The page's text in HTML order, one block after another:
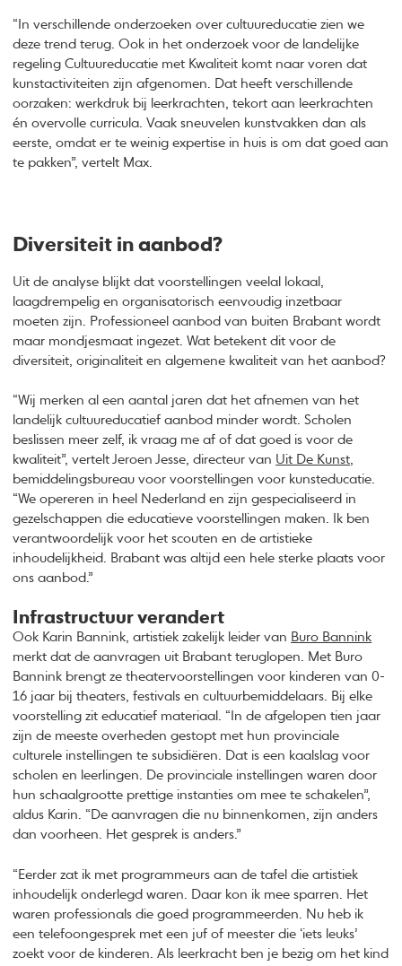
“In verschillende onderzoeken over cultuureducatie zien we
deze trend terug. Ook in het onderzoek voor de landelijke
regeling Cultuureducatie met Kwaliteit komt naar voren dat
kunstactiviteiten zijn afgenomen. Dat heeft verschillende
oorzaken: werkdruk bij leerkrachten, tekort aan leerkrachten
én overvolle curricula. Vaak sneuvelen kunstvakken dan als
eerste, omdat er te weinig expertise in huis is om dat goed aan
te pakken”, vertelt Max.
Diversiteit in aanbod?
Uit de analyse blijkt dat voorstellingen veelal lokaal,
laagdrempelig en organisatorisch eenvoudig inzetbaar
moeten zijn. Professioneel aanbod van buiten Brabant wordt
maar mondjesmaat ingezet. Wat betekent dit voor de
diversiteit, originaliteit en algemene kwaliteit van het aanbod?
“Wij merken al een aantal jaren dat het afnemen van het
landelijk cultuureducatief aanbod minder wordt. Scholen
beslissen meer zelf, ik vraag me af of dat goed is voor de
kwaliteit”, vertelt Jeroen Jesse, directeur van Uit De Kunst,
bemiddelingsbureau voor voorstellingen voor kunsteducatie.
“We opereren in heel Nederland en zijn gespecialiseerd in
gezelschappen die educatieve voorstellingen maken. Ik ben
verantwoordelijk voor het scouten en de artistieke
inhoudelijkheid. Brabant was altijd een hele sterke plaats voor
ons aanbod.”
Infrastructuur verandert
Ook Karin Bannink, artistiek zakelijk leider van Buro Bannink
merkt dat de aanvragen uit Brabant teruglopen. Met Buro
Bannink brengt ze theatervoorstellingen voor kinderen van 0-
16 jaar bij theaters, festivals en cultuurbemiddelaars. Bij elke
voorstelling zit educatief materiaal. “In de afgelopen tien jaar
zijn de meeste overheden gestopt met hun provinciale
culturele instellingen te subsidiëren. Dat is een kaalslag voor
scholen en leerlingen. De provinciale instellingen waren door
hun schaalgrootte prettige instanties om mee te schakelen”,
aldus Karin. “De aanvragen die nu binnenkomen, zijn anders
dan voorheen. Het gesprek is anders.”
“Eerder zat ik met programmeurs aan de tafel die artistiek
inhoudelijk onderlegd waren. Daar kon ik mee sparren. Het
waren professionals die goed programmeerden. Nu heb ik
een telefoongesprek met een juf of meester die ‘iets leuks’
zoekt voor de kinderen. Als leerkracht ben je bezig om het kind